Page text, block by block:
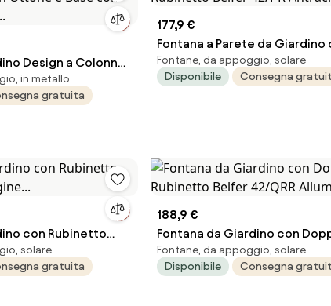
Design a Colonna
Ottone e Base con
in metallo
gratuita
177,9 €
Fontana a Parete da Giardino
Rubinetto Belfer 42/PR
Fontane, da appoggio, solare
Disponibile
Consegna
con Rubinetto
solare
gratuita
188,9 €
Fontana da Giardino con
Rubinetto Belfer 42/QRR
Fontane, da appoggio, solare
Disponibile
Consegna